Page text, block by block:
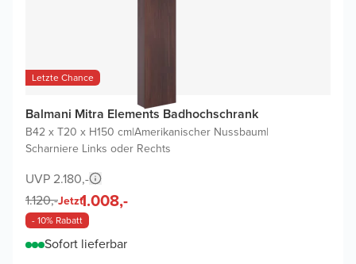
Letzte Chance
Balmani Mitra Elements Badhochschrank
B42 x T20 x H150 cm|Amerikanischer Nussbaum|
Scharniere Links oder Rechts
UVP 2.180,-
1.120,-Jetzt1.008,-
- 10% Rabatt
Sofort lieferbar